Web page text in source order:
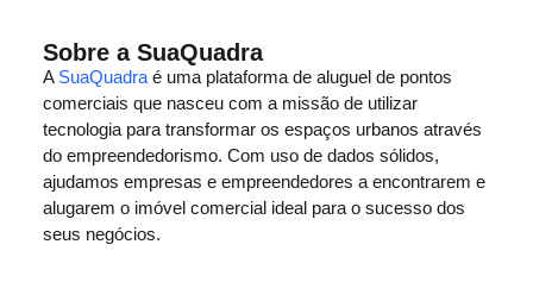
Sobre a SuaQuadra
A SuaQuadra é uma plataforma de aluguel de pontos
comerciais que nasceu com a missão de utilizar
tecnologia para transformar os espaços urbanos através
do empreendedorismo. Com uso de dados sólidos,
ajudamos empresas e empreendedores a encontrarem e
alugarem o imóvel comercial ideal para o sucesso dos
seus negócios.